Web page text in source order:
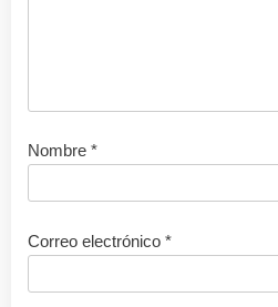
Nombre *
Correo electrónico *